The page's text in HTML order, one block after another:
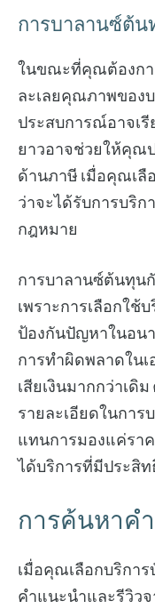
การบาลานซ์ต้
ในขณะที่คุณต้องกา
ละเลยคุณภาพของ
ประสบการณ์อาจเรี
ยาวอาจช่วยให้คุณ
ด้านภาษี เมื่อคุณเ
ว่าจะได้รับการบริ
กฎหมาย
การบาลานซ์ต้นทุ
เพราะการเลือกใ
ป้องกันปัญหาในอน
การทำผิดพลาดใน
เสียเงินมากกว่าเดิ
รายละเอียดในการ
แทนการมองแค่รา
ได้บริการที่มีประสิ
การค้นหาค
เมื่อคุณเลือกบริกา
คำแนะนำและรีวิว